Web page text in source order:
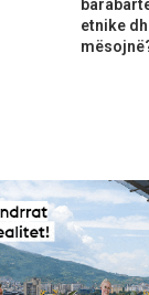
etnike